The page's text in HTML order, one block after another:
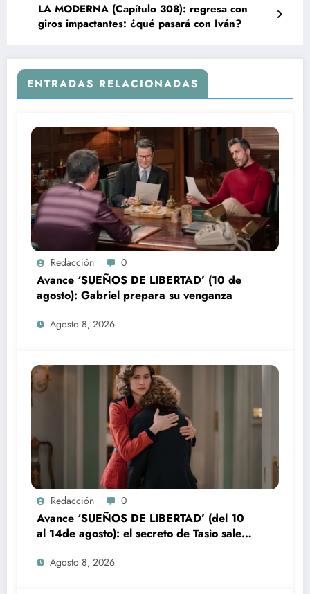
LA MODERNA (Capítulo 308): regresa con
giros impactantes: ¿qué pasará con Iván?
ENTRADAS RELACIONADAS
Redacción 0
Avance ‘SUEÑOS DE LIBERTAD’ (10 de
agosto): Gabriel prepara su venganza
Agosto 8, 2026
Redacción 0
Avance ‘SUEÑOS DE LIBERTAD’ (del 10
al 14de agosto): el secreto de Tasio sale a
la luz
Agosto 8, 2026